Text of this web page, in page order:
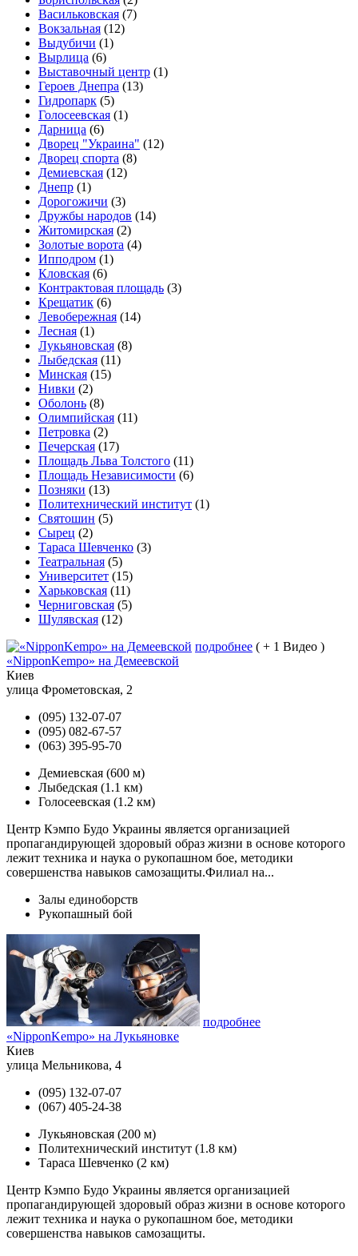
Васильковская (7)
Вокзальная (12)
Выдубичи (1)
Вырлица (6)
Выставочный центр (1)
Героев Днепра (13)
Гидропарк (5)
Голосеевская (1)
Дарница (6)
Дворец "Украина" (12)
Дворец спорта (8)
Демиевская (12)
Днепр (1)
Дорогожичи (3)
Дружбы народов (14)
Житомирская (2)
Золотые ворота (4)
Ипподром (1)
Кловская (6)
Контрактовая площадь (3)
Крещатик (6)
Левобережная (14)
Лесная (1)
Лукьяновская (8)
Лыбедская (11)
Минская (15)
Нивки (2)
Оболонь (8)
Олимпийская (11)
Петровка (2)
Печерская (17)
Площадь Льва Толстого (11)
Площадь Независимости (6)
Позняки (13)
Политехнический институт (1)
Святошин (5)
Сырец (2)
Тараса Шевченко (3)
Театральная (5)
Университет (15)
Харьковская (11)
Черниговская (5)
Шулявская (12)
подробнее ( + 1 Видео )
«NipponKempo» на Демеевской
Киев
улица Фрометовская, 2
(095) 132-07-07
(095) 082-67-57
(063) 395-95-70
Демиевская (600 м)
Лыбедская (1.1 км)
Голосеевская (1.2 км)
Центр Кэмпо Будо Украины является организацией
пропагандирующей здоровый образ жизни в основе которого
лежит техника и наука о рукопашном бое, методики
совершенства навыков самозащиты.Филиал на...
Залы единоборств
Рукопашный бой
подробнее
«NipponKempo» на Лукьяновке
Киев
улица Мельникова, 4
(095) 132-07-07
(067) 405-24-38
Лукьяновская (200 м)
Политехнический институт (1.8 км)
Тараса Шевченко (2 км)
Центр Кэмпо Будо Украины является организацией
пропагандирующей здоровый образ жизни в основе которого
лежит техника и наука о рукопашном бое, методики
совершенства навыков самозащиты.